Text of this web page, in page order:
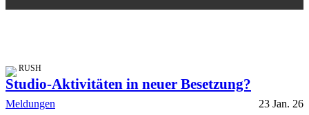
RUSH
Studio-Aktivitäten in neuer Besetzung?
Meldungen 23 Jan. 26